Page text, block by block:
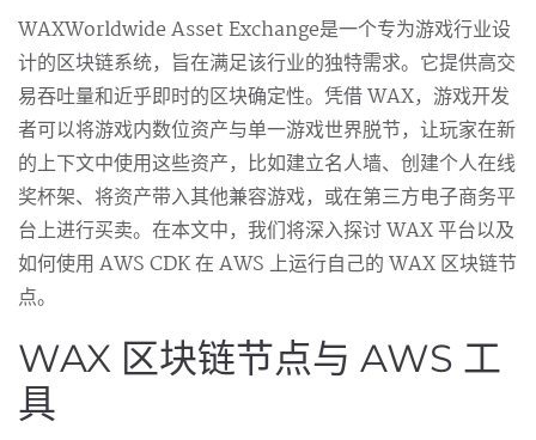
WAXWorldwide Asset Exchange是一个专为游戏行业设
计的区块链系统，旨在满足该行业的独特需求。它提供高交
易吞吐量和近乎即时的区块确定性。凭借 WAX，游戏开发
者可以将游戏内数位资产与单一游戏世界脱节，让玩家在新
的上下文中使用这些资产，比如建立名人墙、创建个人在线
奖杯架、将资产带入其他兼容游戏，或在第三方电子商务平
台上进行买卖。在本文中，我们将深入探讨 WAX 平台以及
如何使用 AWS CDK 在 AWS 上运行自己的 WAX 区块链节
点。
WAX 区块链节点与 AWS 工
具